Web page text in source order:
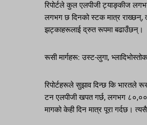
रिपोर्टले कुल एलपीजी ट्याङ्कीज
लगभग छ दिनको स्टक मात्र राख्छन्,
झट्काहरूलाई द्रुत रूपमा बढाउँछन्।
रूसी मार्गहरू: उस्ट-लुगा,
रिपोर्टहरूले सुझाव दिन्छ कि भारतले
टन एलपीजी खपत गर्छ, लगभग
मागको केही दिन मात्र पूरा गर्दछ।